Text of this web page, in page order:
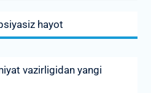
hayot
vazirligidan yangi